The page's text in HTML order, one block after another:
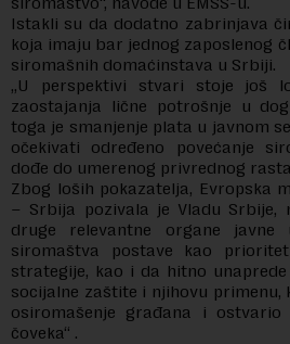
Istakli su da dodatno zabrinjava
koja imaju bar jednog zaposlenog
siromašnih domaćinstava u Srbiji.
„U perspektivi stvari stoje još
zaostajanja lične potrošnje u
toga je smanjenje plata u javnom
očekivati određeno povećanje
dođe do umerenog privrednog
Zbog loših pokazatelja, Evropska
– Srbija pozivala je Vladu Srbije,
druge relevantne organe javne
siromaštva postave kao
strategije, kao i da hitno
socijalne zaštite i njihovu primenu,
osiromašenje građana i
čoveka“ .